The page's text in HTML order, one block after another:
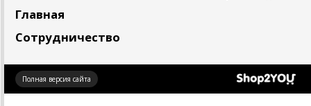
Главная
Сотрудничество
Полная версия сайта